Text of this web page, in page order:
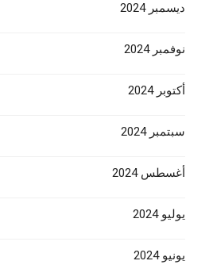
ديسمبر 2024
نوفمبر 2024
أكتوبر 2024
سبتمبر 2024
أغسطس 2024
يوليو 2024
يونيو 2024